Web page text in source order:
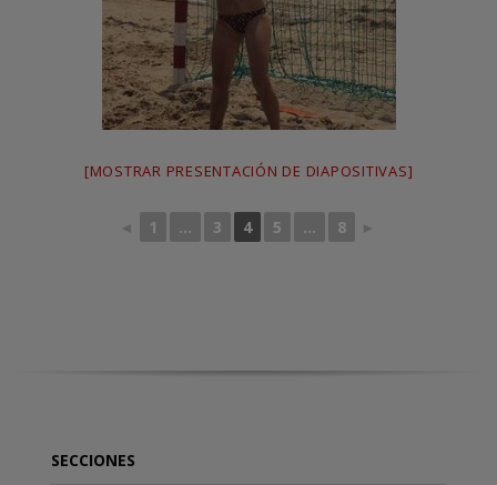
[MOSTRAR PRESENTACIÓN DE DIAPOSITIVAS]
◄ 1 ... 3 4 5 ... 8 ►
SECCIONES